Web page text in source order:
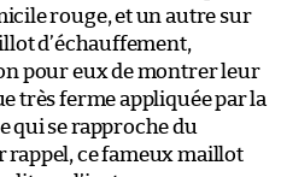
rouge, et un autre sur
d’échauffement,
pour eux de montrer leur
très ferme appliquée par la
qui se rapproche du
rappel, ce fameux maillot